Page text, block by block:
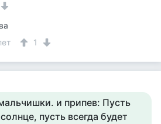
1
и припев: Пусть
пусть всегда будет